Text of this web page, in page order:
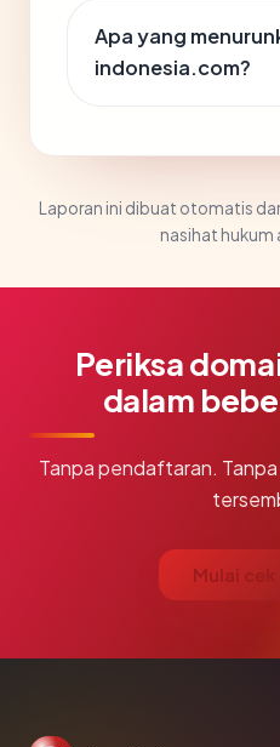
Apa yang
indonesia.com?
Laporan ini dibuat otomatis
nasihat hukum
Periksa
dalam
Tanpa pendaftaran.
Mulai cek